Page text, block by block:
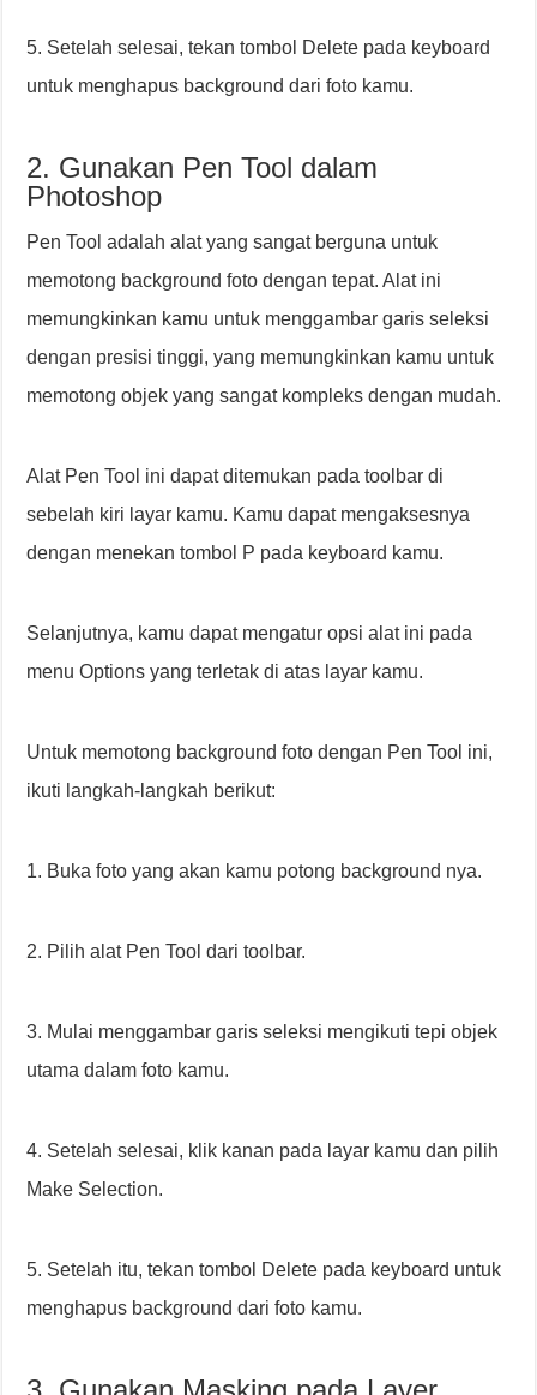
5. Setelah selesai, tekan tombol Delete pada keyboard
untuk menghapus background dari foto kamu.
2. Gunakan Pen Tool dalam
Photoshop
Pen Tool adalah alat yang sangat berguna untuk
memotong background foto dengan tepat. Alat ini
memungkinkan kamu untuk menggambar garis seleksi
dengan presisi tinggi, yang memungkinkan kamu untuk
memotong objek yang sangat kompleks dengan mudah.
Alat Pen Tool ini dapat ditemukan pada toolbar di
sebelah kiri layar kamu. Kamu dapat mengaksesnya
dengan menekan tombol P pada keyboard kamu.
Selanjutnya, kamu dapat mengatur opsi alat ini pada
menu Options yang terletak di atas layar kamu.
Untuk memotong background foto dengan Pen Tool ini,
ikuti langkah-langkah berikut:
1. Buka foto yang akan kamu potong background nya.
2. Pilih alat Pen Tool dari toolbar.
3. Mulai menggambar garis seleksi mengikuti tepi objek
utama dalam foto kamu.
4. Setelah selesai, klik kanan pada layar kamu dan pilih
Make Selection.
5. Setelah itu, tekan tombol Delete pada keyboard untuk
menghapus background dari foto kamu.